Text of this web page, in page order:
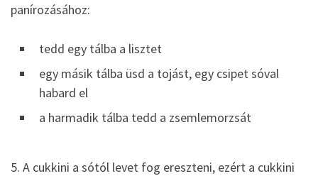
panírozásához:
tedd egy tálba a lisztet
egy másik tálba üsd a tojást, egy csipet sóval
habard el
a harmadik tálba tedd a zsemlemorzsát
5. A cukkini a sótól levet fog ereszteni, ezért a cukkini